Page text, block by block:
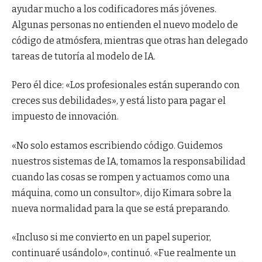
ayudar mucho a los codificadores más jóvenes.
Algunas personas no entienden el nuevo modelo de
código de atmósfera, mientras que otras han delegado
tareas de tutoría al modelo de IA.
Pero él dice: «Los profesionales están superando con
creces sus debilidades», y está listo para pagar el
impuesto de innovación.
«No solo estamos escribiendo código. Guidemos
nuestros sistemas de IA, tomamos la responsabilidad
cuando las cosas se rompen y actuamos como una
máquina, como un consultor», dijo Kimara sobre la
nueva normalidad para la que se está preparando.
«Incluso si me convierto en un papel superior,
continuaré usándolo», continuó. «Fue realmente un